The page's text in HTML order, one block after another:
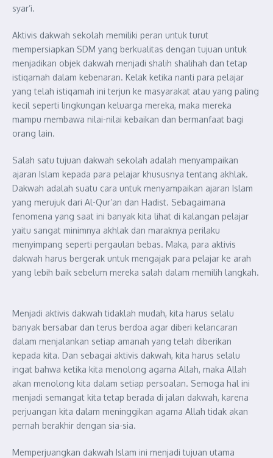
syar’i.
Aktivis dakwah sekolah memiliki peran untuk turut
mempersiapkan SDM yang berkualitas dengan tujuan untuk
menjadikan objek dakwah menjadi shalih shalihah dan tetap
istiqamah dalam kebenaran. Kelak ketika nanti para pelajar
yang telah istiqamah ini terjun ke masyarakat atau yang paling
kecil seperti lingkungan keluarga mereka, maka mereka
mampu membawa nilai-nilai kebaikan dan bermanfaat bagi
orang lain.
Salah satu tujuan dakwah sekolah adalah menyampaikan
ajaran Islam kepada para pelajar khususnya tentang akhlak.
Dakwah adalah suatu cara untuk menyampaikan ajaran Islam
yang merujuk dari Al-Qur’an dan Hadist. Sebagaimana
fenomena yang saat ini banyak kita lihat di kalangan pelajar
yaitu sangat minimnya akhlak dan maraknya perilaku
menyimpang seperti pergaulan bebas. Maka, para aktivis
dakwah harus bergerak untuk mengajak para pelajar ke arah
yang lebih baik sebelum mereka salah dalam memilih langkah.
Menjadi aktivis dakwah tidaklah mudah, kita harus selalu
banyak bersabar dan terus berdoa agar diberi kelancaran
dalam menjalankan setiap amanah yang telah diberikan
kepada kita. Dan sebagai aktivis dakwah, kita harus selalu
ingat bahwa ketika kita menolong agama Allah, maka Allah
akan menolong kita dalam setiap persoalan. Semoga hal ini
menjadi semangat kita tetap berada di jalan dakwah, karena
perjuangan kita dalam meninggikan agama Allah tidak akan
pernah berakhir dengan sia-sia.
Memperjuangkan dakwah Islam ini menjadi tujuan utama